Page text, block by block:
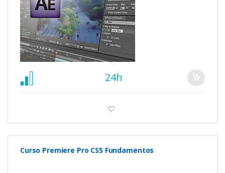
24h
Curso Premiere Pro CS5 Fundamentos